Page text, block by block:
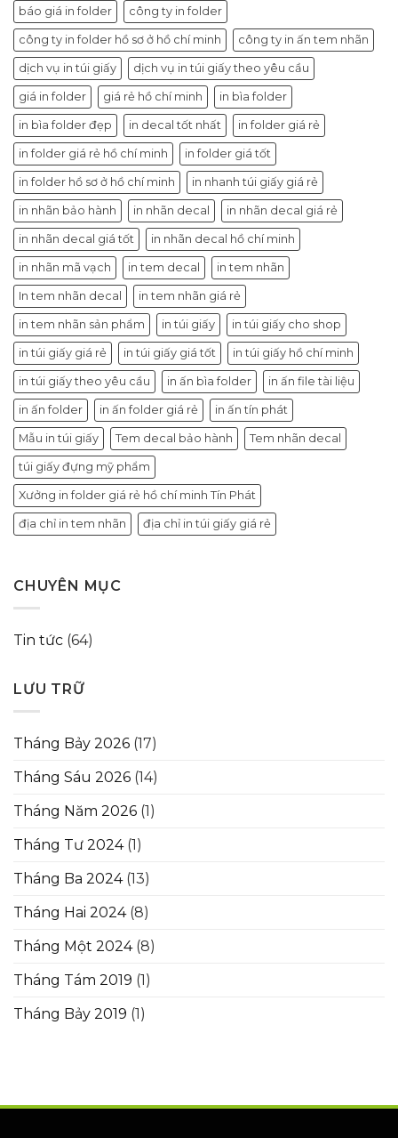
báo giá in folder công ty in folder
công ty in folder hồ sơ ở hồ chí minh công ty in ấn tem nhãn
dịch vụ in túi giấy dịch vụ in túi giấy theo yêu cầu
giá in folder giá rẻ hồ chí minh in bìa folder
in bìa folder đẹp in decal tốt nhất in folder giá rẻ
in folder giá rẻ hồ chí minh in folder giá tốt
in folder hồ sơ ở hồ chí minh in nhanh túi giấy giá rẻ
in nhãn bảo hành in nhãn decal in nhãn decal giá rẻ
in nhãn decal giá tốt in nhãn decal hồ chí minh
in nhãn mã vạch in tem decal in tem nhãn
In tem nhãn decal in tem nhãn giá rẻ
in tem nhãn sản phẩm in túi giấy in túi giấy cho shop
in túi giấy giá rẻ in túi giấy giá tốt in túi giấy hồ chí minh
in túi giấy theo yêu cầu in ấn bìa folder in ấn file tài liệu
in ấn folder in ấn folder giá rẻ in ấn tín phát
Mẫu in túi giấy Tem decal bảo hành Tem nhãn decal
túi giấy đựng mỹ phẩm
Xưởng in folder giá rẻ hồ chí minh Tín Phát
địa chỉ in tem nhãn địa chỉ in túi giấy giá rẻ
CHUYÊN MỤC
Tin tức (64)
LƯU TRỮ
Tháng Bảy 2026 (17)
Tháng Sáu 2026 (14)
Tháng Năm 2026 (1)
Tháng Tư 2024(1)
Tháng Ba 2024(13)
Tháng Hai 2024(8)
Tháng Một 2024(8)
Tháng Tám 2019 (1)
Tháng Bảy 2019 (1)